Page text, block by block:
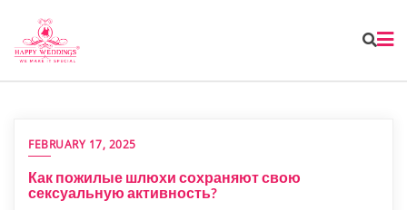
FEBRUARY 17, 2025
Как пожилые шлюхи сохраняют свою
сексуальную активность?